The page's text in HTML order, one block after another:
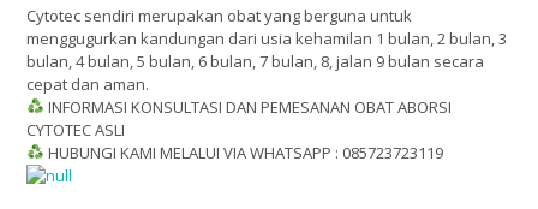
Cytotec sendiri merupakan obat yang berguna untuk
menggugurkan kandungan dari usia kehamilan 1 bulan, 2 bulan, 3
bulan, 4 bulan, 5 bulan, 6 bulan, 7 bulan, 8, jalan 9 bulan secara
cepat dan aman.
INFORMASI KONSULTASI DAN PEMESANAN OBAT ABORSI
CYTOTEC ASLI
HUBUNGI KAMI MELALUI VIA WHATSAPP : 085723723119